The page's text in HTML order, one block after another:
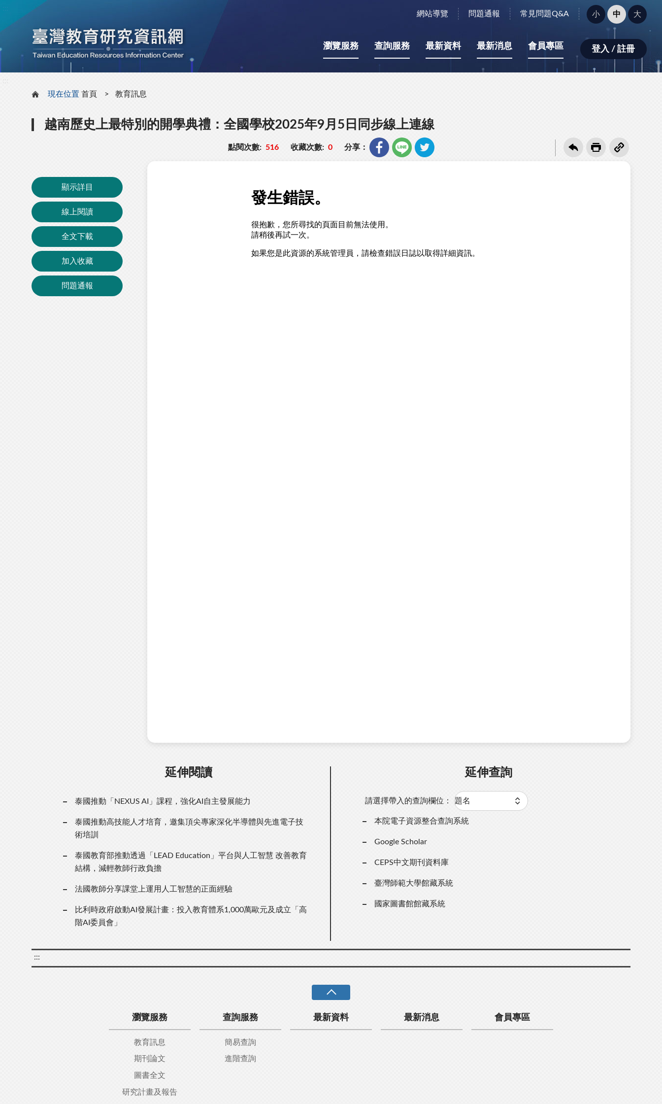
網站導覽 問題通報 常見問題Q&A
字
型
小：
小 中 大
瀏覽服務 查詢服務 最新資料 最新消息 會員專區 登入 / 註冊
現在位置 首頁 教育訊息
越南歷史上最特別的開學典禮：全國學校2025年9月5日同步線上連線
點閱次數: 516 收藏次數: 0 分享：
顯示詳目
線上閱讀
全文下載
加入收藏
問題通報
延伸閱讀
泰國推動「NEXUS AI」課程，強化AI自主發展能力
泰國推動高技能人才培育，邀集頂尖專家深化半導體與先進電子技
術培訓
泰國教育部推動透過「LEAD Education」平台與人工智慧 改善教育
結構，減輕教師行政負擔
法國教師分享課堂上運用人工智慧的正面經驗
比利時政府啟動AI發展計畫：投入教育體系1,000萬歐元及成立「高
階AI委員會」
延伸查詢
請選擇帶入的查詢欄位：
本院電子資源整合查詢系統
Google Scholar
CEPS中文期刊資料庫
臺灣師範大學館藏系統
國家圖書館館藏系統
:::
瀏覽服務
教育訊息
期刊論文
圖書全文
研究計畫及報告
查詢服務
簡易查詢
進階查詢
最新資料 最新消息 會員專區